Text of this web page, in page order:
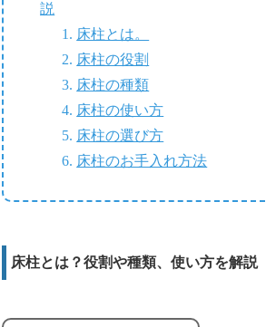
説
床柱とは。
床柱の役割
床柱の種類
床柱の使い方
床柱の選び方
床柱のお手入れ方法
床柱とは？役割や種類、使い方を解説